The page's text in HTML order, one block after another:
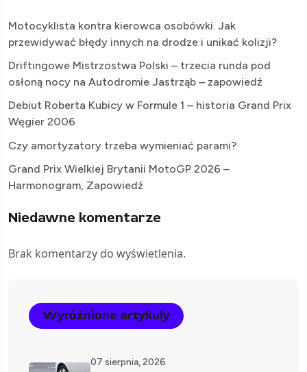
Motocyklista kontra kierowca osobówki. Jak
przewidywać błędy innych na drodze i unikać kolizji?
Driftingowe Mistrzostwa Polski – trzecia runda pod
osłoną nocy na Autodromie Jastrząb – zapowiedź
Debiut Roberta Kubicy w Formule 1 – historia Grand Prix
Węgier 2006
Czy amortyzatory trzeba wymieniać parami?
Grand Prix Wielkiej Brytanii MotoGP 2026 –
Harmonogram, Zapowiedź
Niedawne komentarze
Brak komentarzy do wyświetlenia.
Wyróżnione artykuły
07 sierpnia, 2026